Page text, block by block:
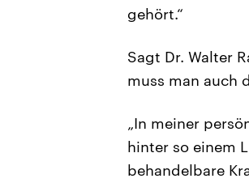
gehört.“
Sagt Dr. Walter
muss man auch
„In meiner
hinter so einem
behandelbare